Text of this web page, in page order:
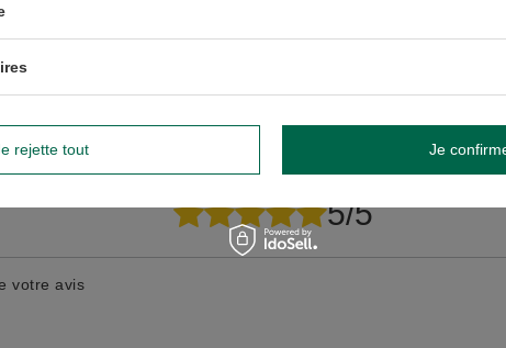
intéressantes seront publiées pour que d'autres puissent les
ÉCRIRE VOTRE AVIS
5/5
votre avis
rejette tout Je